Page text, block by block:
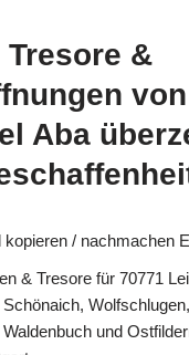
&
von
Aba
/ nachmachen
& Tresore für 70771
und